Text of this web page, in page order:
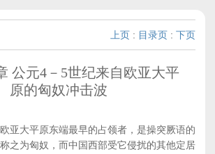
上页 : 目录页 : 下页
公元4－5世纪来自欧亚大平
原的匈奴冲击波
大平原东端最早的占领者，是操突厥语的
之为匈奴，而中国西部受它侵扰的其他定居